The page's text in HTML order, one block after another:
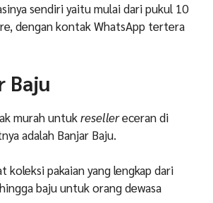
sendiri yaitu mulai dari pukul 10
dengan kontak WhatsApp tertera
Baju
murah untukresellereceran di
adalah Banjar Baju.
koleksi pakaian yang lengkap dari
baju untuk orang dewasa